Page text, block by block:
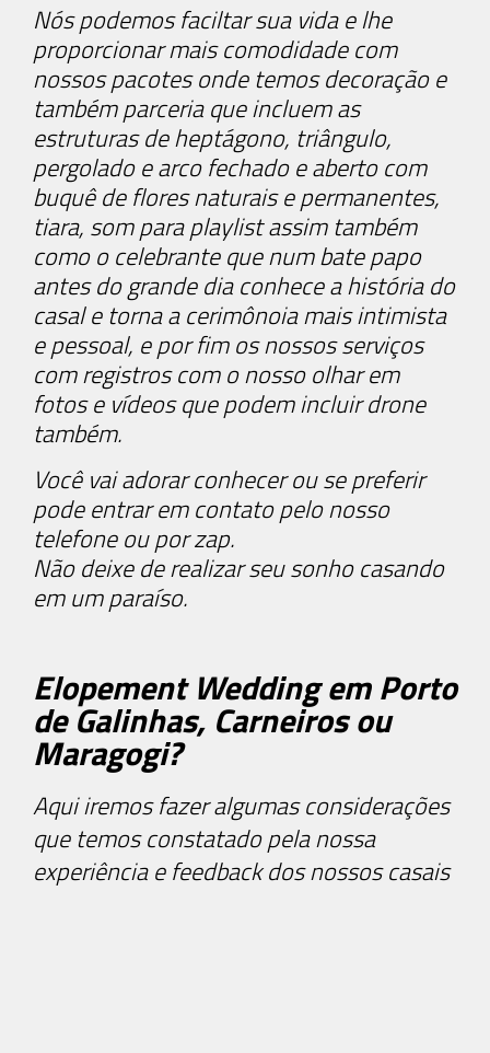
Nós podemos faciltar sua vida e lhe
proporcionar mais comodidade com
nossos pacotes onde temos decoração e
também parceria que incluem as
estruturas de heptágono, triângulo,
pergolado e arco fechado e aberto com
buquê de flores naturais e permanentes,
tiara, som para playlist assim também
como o celebrante que num bate papo
antes do grande dia conhece a história do
casal e torna a cerimônoia mais intimista
e pessoal, e por fim os nossos serviços
com registros com o nosso olhar em
fotos e vídeos que podem incluir drone
também.
Você vai adorar conhecer ou se preferir
pode entrar em contato pelo nosso
telefone ou por zap.
Não deixe de realizar seu sonho casando
em um paraíso.
Elopement Wedding em Porto
de Galinhas, Carneiros ou
Maragogi?
Aqui iremos fazer algumas considerações
que temos constatado pela nossa
experiência e feedback dos nossos casais